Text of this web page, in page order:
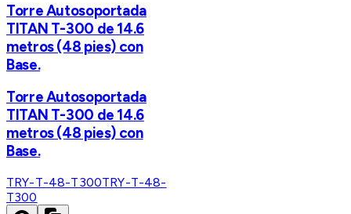
Torre Autosoportada
TITAN T-300 de 14.6
metros (48 pies) con
Base.
Torre Autosoportada
TITAN T-300 de 14.6
metros (48 pies) con
Base.
TRY-T-48-T300TRY-T-48-
T300